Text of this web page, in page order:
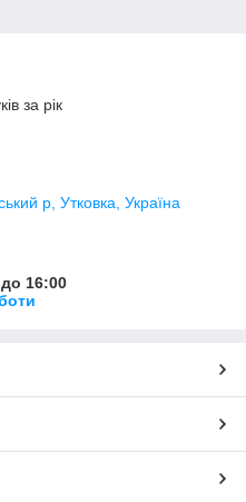
за рік
р, Утковка, Україна
16:00